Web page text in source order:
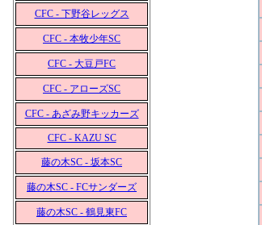
CFC - 下野谷レッグス
CFC - 本牧少年SC
CFC - 大豆戸FC
CFC - アローズSC
CFC - あざみ野キッカーズ
CFC - KAZU SC
藤の木SC - 坂本SC
藤の木SC - FCサンダーズ
藤の木SC - 鶴見東FC